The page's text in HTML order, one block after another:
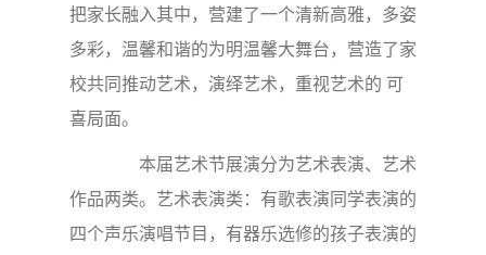
把家长融入其中，营建了一个清新高雅，多姿
多彩，温馨和谐的为明温馨大舞台，营造了家
校共同推动艺术，演绎艺术，重视艺术的 可
喜局面。
本届艺术节展演分为艺术表演、艺术
作品两类。艺术表演类：有歌表演同学表演的
四个声乐演唱节目，有器乐选修的孩子表演的